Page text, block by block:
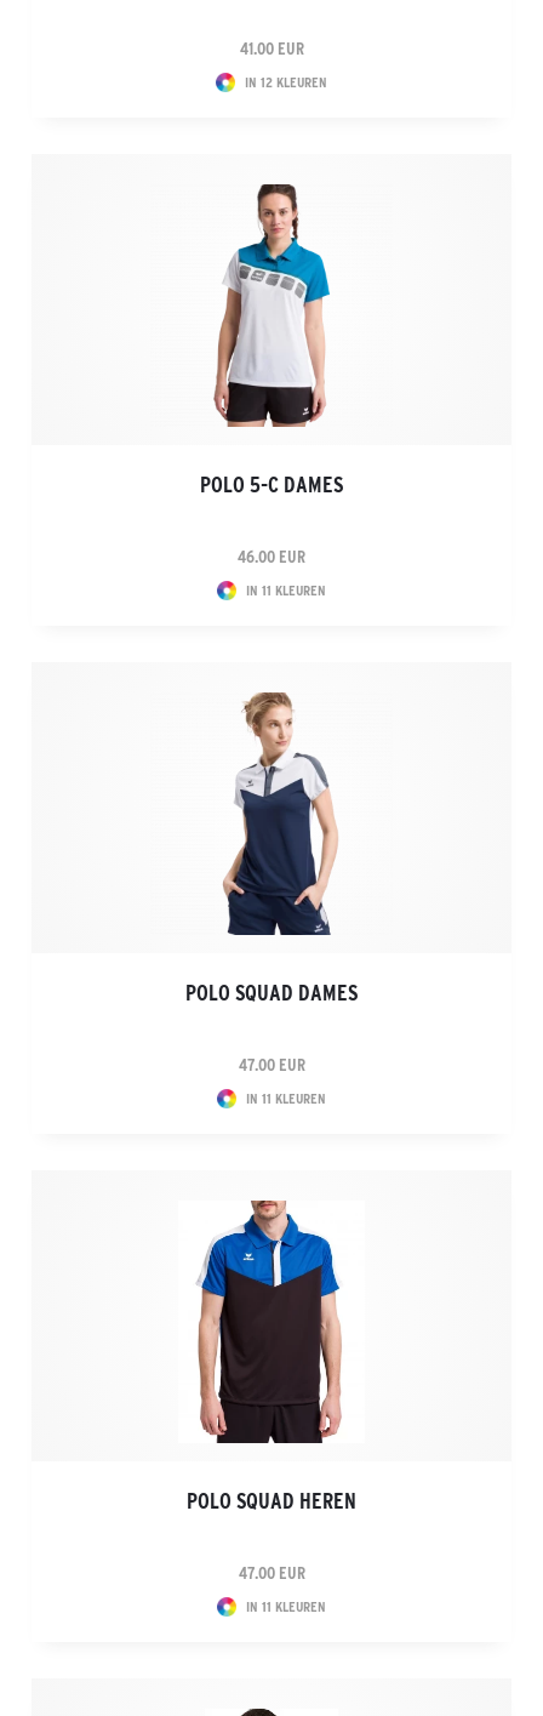
41.00 EUR
IN 12 KLEUREN
POLO 5-C DAMES
46.00 EUR
IN 11 KLEUREN
POLO SQUAD DAMES
47.00 EUR
IN 11 KLEUREN
POLO SQUAD HEREN
47.00 EUR
IN 11 KLEUREN